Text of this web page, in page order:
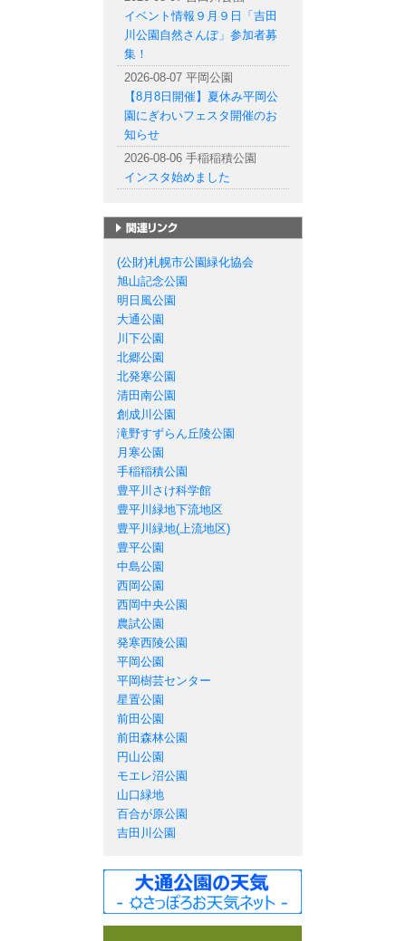
イベント情報９月９日「吉田
川公園自然さんぽ」参加者募
集！
2026-08-07 平岡公園
【8月8日開催】夏休み平岡公
園にぎわいフェスタ開催のお
知らせ
2026-08-06 手稲稲積公園
インスタ始めました
(公財)札幌市公園緑化協会
旭山記念公園
明日風公園
大通公園
川下公園
北郷公園
北発寒公園
清田南公園
創成川公園
滝野すずらん丘陵公園
月寒公園
手稲稲積公園
豊平川さけ科学館
豊平川緑地下流地区
豊平川緑地(上流地区)
豊平公園
中島公園
西岡公園
西岡中央公園
農試公園
発寒西陵公園
平岡公園
平岡樹芸センター
星置公園
前田公園
前田森林公園
円山公園
モエレ沼公園
山口緑地
百合が原公園
吉田川公園